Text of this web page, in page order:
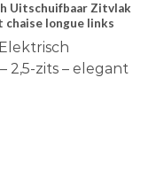
Uitschuifbaar Zitvlak
chaise longue links